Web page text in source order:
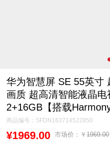
华为智慧屏 SE 55英寸
画质 超高清智能液晶电
2+16GB【搭载
商品编号： SFDN163714522850
¥1969.00 市场价：￥ 1969.00